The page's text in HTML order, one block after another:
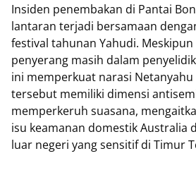
Insiden penembakan di Pantai
lantaran terjadi bersamaan
festival tahunan Yahudi.
penyerang masih dalam
ini memperkuat narasi
tersebut memiliki dimensi
memperkeruh suasana,
isu keamanan domestik Australia
luar negeri yang sensitif di Timur